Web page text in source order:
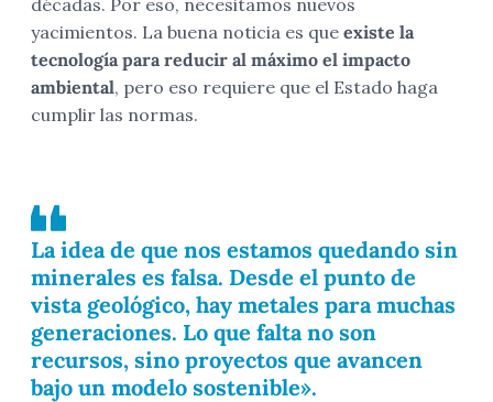
yacimientos. La buena noticia es que existe la
tecnología para reducir al máximo el impacto
ambiental, pero eso requiere que el Estado haga
cumplir las normas.
La idea de que nos estamos quedando sin
minerales es falsa. Desde el punto de
vista geológico, hay metales para muchas
generaciones. Lo que falta no son
recursos, sino proyectos que avancen
bajo un modelo sostenible».